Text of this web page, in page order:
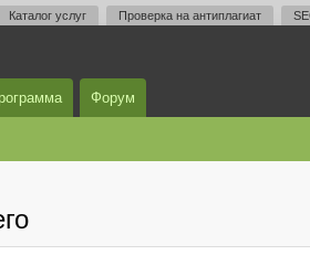
Каталог услуг Проверка на антиплагиат
Форум